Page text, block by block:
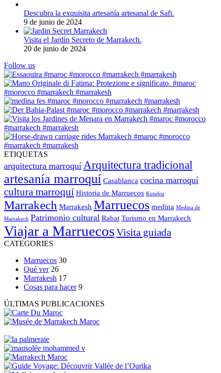
Descubra la exquisita artesanía artesanal de Safi.
9 de junio de 2024
Visita el Jardín Secreto de Marrakech.
20 de junio de 2024
Follow us
ETIQUETAS
arquitectura marroquí Arquitectura tradicional
artesanía marroquí Casablanca cocina marroquí
cultura marroquí Historia de Marruecos Kutubia
Marrakech Marrakesh Marruecos medina Medina de
Marrakech Patrimonio cultural Rabat Turismo en Marrakech
Viajar a MarruecosVisita guiada
CATEGORIES
Marruecos 30
Qué ver 26
Marrakesh 17
Cosas para hacer 9
ÚLTIMAS PUBLICACIONES